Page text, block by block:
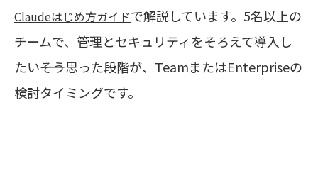
Claudeはじめ方ガイドで解説しています。5名以上の
チームで、管理とセキュリティをそろえて導入し
たい――そう思った段階が、TeamまたはEnterpriseの
検討タイミングです。